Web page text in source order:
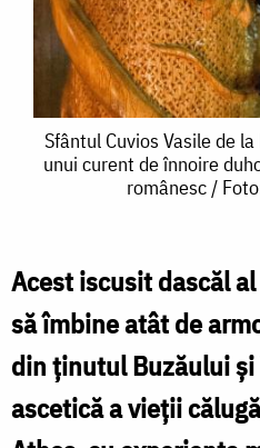
Sfântul
Cuvios
la
Poiana
Mărului,
inițiatorul
Sfântul Cuvios Vasile de
unui curent de înnoire
românesc /
Acest iscusit dascăl
să îmbine atât de
din ținutul Buzăului
ascetică a vieții